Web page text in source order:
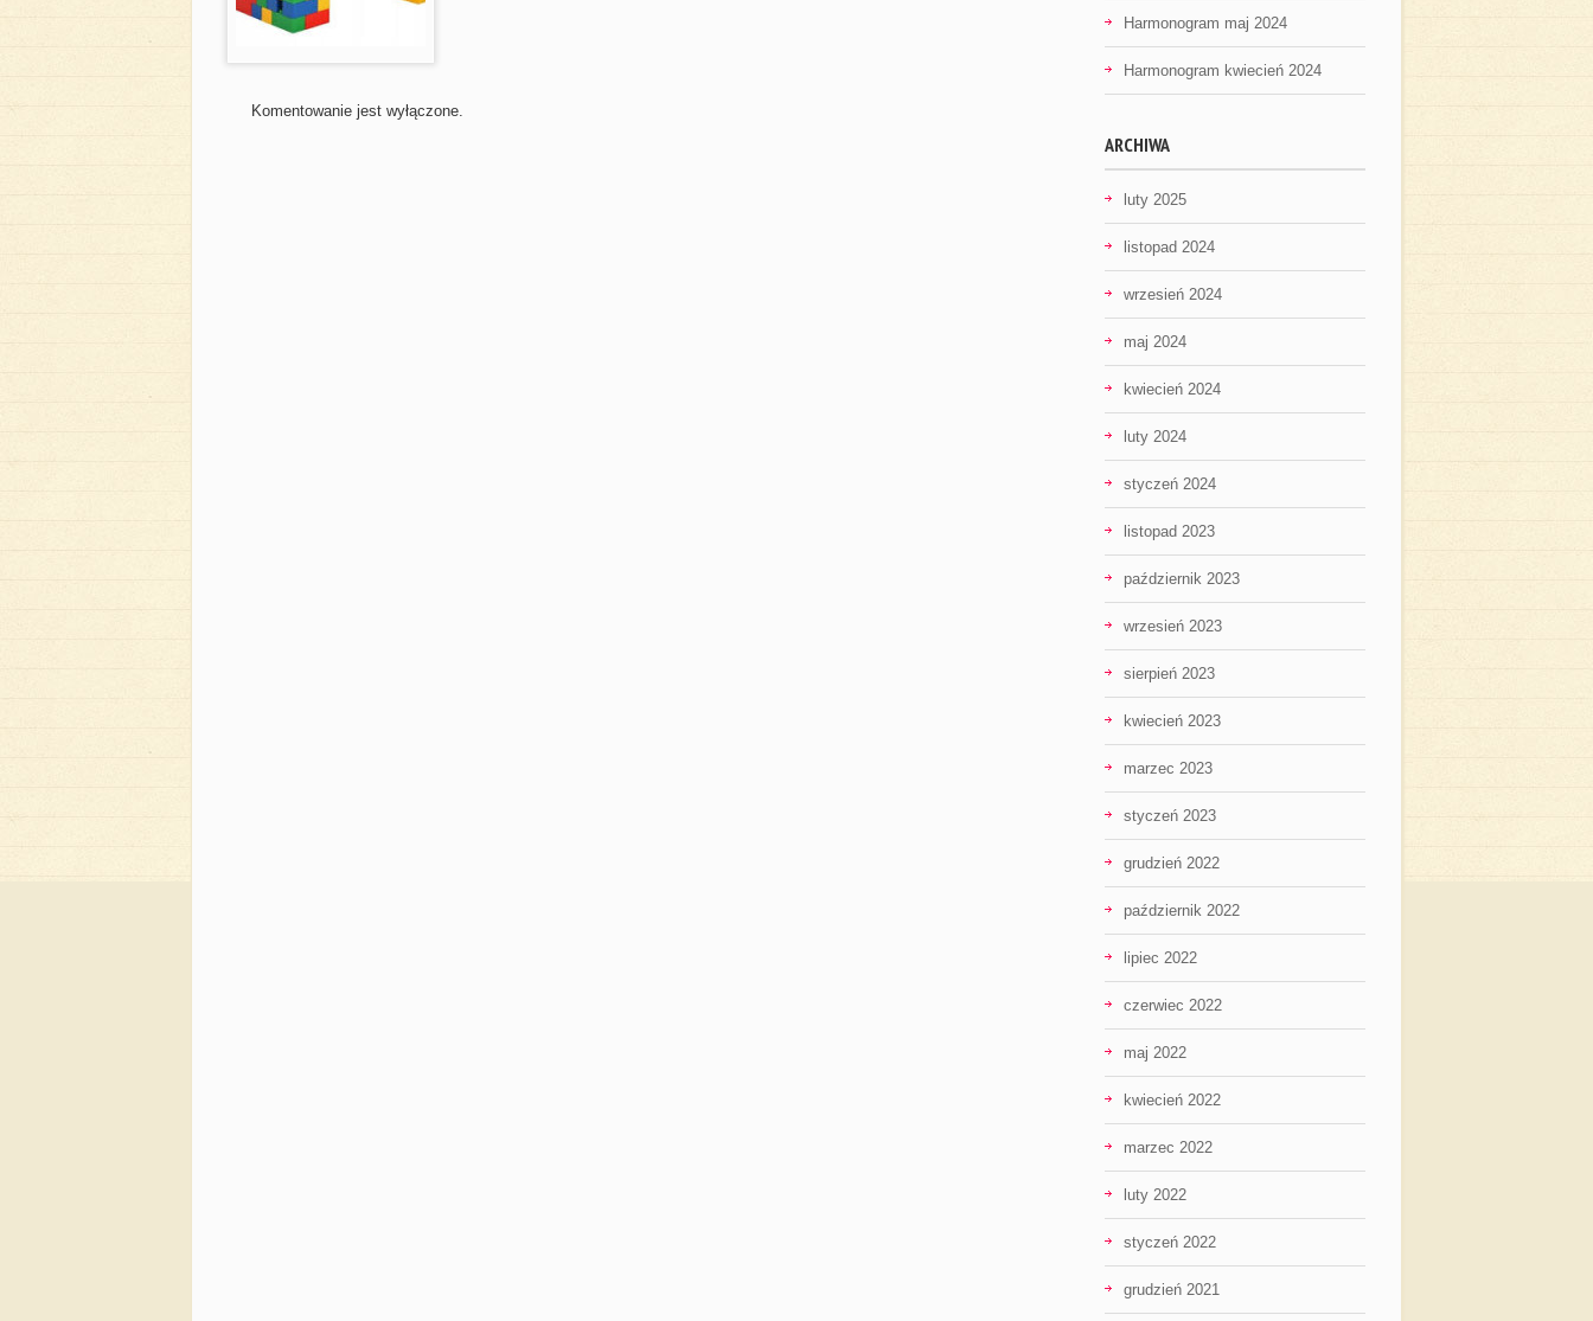
Komentowanie jest wyłączone.
Harmonogram maj 2024
Harmonogram kwiecień 2024
ARCHIWA
luty 2025
listopad 2024
wrzesień 2024
maj 2024
kwiecień 2024
luty 2024
styczeń 2024
listopad 2023
październik 2023
wrzesień 2023
sierpień 2023
kwiecień 2023
marzec 2023
styczeń 2023
grudzień 2022
październik 2022
lipiec 2022
czerwiec 2022
maj 2022
kwiecień 2022
marzec 2022
luty 2022
styczeń 2022
grudzień 2021